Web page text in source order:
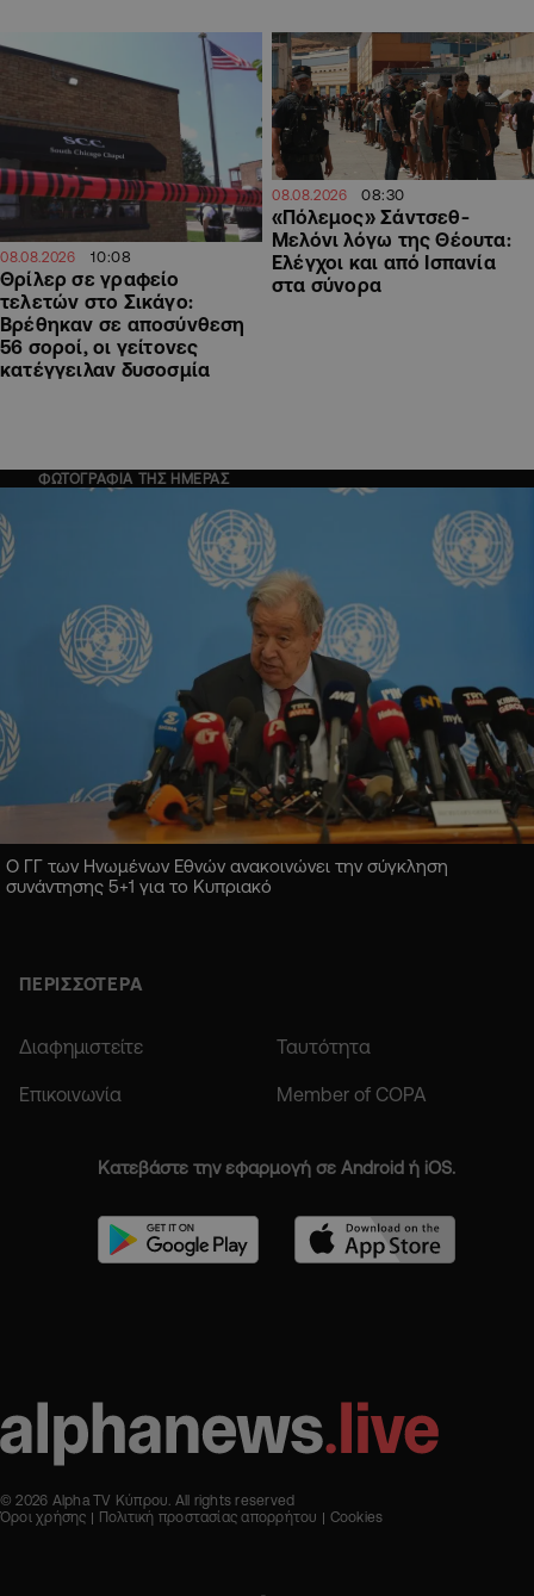
08.08.2026 10:08
Θρίλερ σε γραφείο
τελετών στο Σικάγο:
Βρέθηκαν σε αποσύνθεση
56 σοροί, οι γείτονες
κατέγγειλαν δυσοσμία
08.08.2026 08:30
«Πόλεμος» Σάντσεθ-
Μελόνι λόγω της Θέουτα:
Ελέγχοι και από Ισπανία
στα σύνορα
ΦΩΤΟΓΡΑΦΙΑ ΤΗΣ ΗΜΕΡΑΣ
Ο ΓΓ των Ηνωμένων Εθνών ανακοινώνει την σύγκληση
συνάντησης 5+1 για το Κυπριακό
ΠΕΡΙΣΣΟΤΕΡΑ
Διαφημιστείτε Ταυτότητα
Επικοινωνία Member of COPA
Κατεβάστε την εφαρμογή σε Android ή iOS.
© 2026 Alpha TV Κύπρου. All rights reserved
Όροι χρήσης
Πολιτική προστασίας απορρήτου Cookies